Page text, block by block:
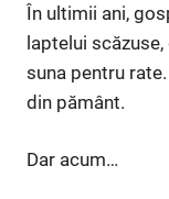
În ultimii ani,
laptelui
suna pentru
din pământ.
Dar acum…